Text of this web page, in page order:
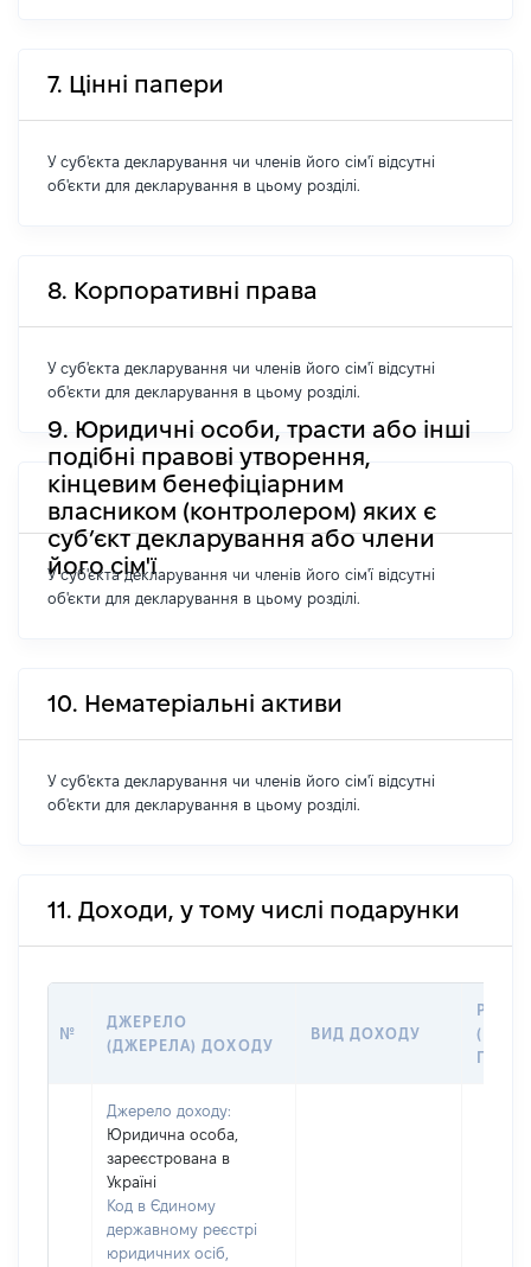
7. Цінні папери
У суб'єкта декларування чи членів його сім'ї відсутні
об'єкти для декларування в цьому розділі.
8. Корпоративні права
У суб'єкта декларування чи членів його сім'ї відсутні
об'єкти для декларування в цьому розділі.
9. Юридичні особи, трасти або інші
подібні правові утворення,
кінцевим бенефіціарним
власником (контролером) яких є
суб’єкт декларування або члени
його сім'ї
У суб'єкта декларування чи членів його сім'ї відсутні
об'єкти для декларування в цьому розділі.
10. Нематеріальні активи
У суб'єкта декларування чи членів його сім'ї відсутні
об'єкти для декларування в цьому розділі.
11. Доходи, у тому числі подарунки
№
ДЖЕРЕЛО
(ДЖЕРЕЛА) ДОХОДУ
ВИД ДОХОДУ
ГРН
Джерело доходу:
Юридична особа,
зареєстрована в
Україні
Код в Єдиному
державному реєстрі
юридичних осіб,